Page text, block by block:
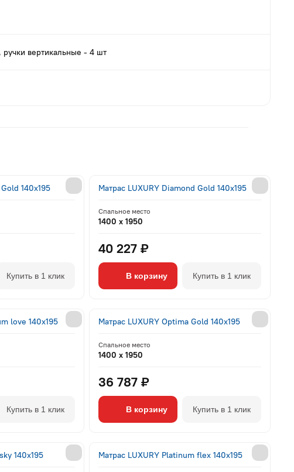
вертикальные - 4 шт
140x195
Купить в 1 клик
Матрас LUXURY Diamond Gold 140x195
Спальное место
1400 x 1950
40 227 ₽
В корзину Купить в 1 клик
love 140x195
Купить в 1 клик
Матрас LUXURY Optima Gold 140x195
Спальное место
1400 x 1950
36 787 ₽
В корзину Купить в 1 клик
140x195 Матрас LUXURY Platinum flex 140x195